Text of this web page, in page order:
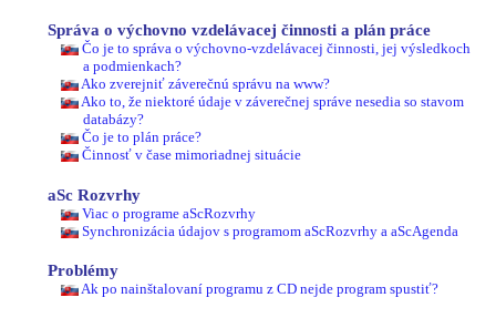
Správa o výchovno vzdelávacej činnosti a plán práce
Čo je to správa o výchovno-vzdelávacej činnosti, jej výsledkoch
a podmienkach?
Ako zverejniť záverečnú správu na www?
Ako to, že niektoré údaje v záverečnej správe nesedia so stavom
databázy?
Čo je to plán práce?
Činnosť v čase mimoriadnej situácie
aSc Rozvrhy
Viac o programe aScRozvrhy
Synchronizácia údajov s programom aScRozvrhy a aScAgenda
Problémy
Ak po nainštalovaní programu z CD nejde program spustiť?